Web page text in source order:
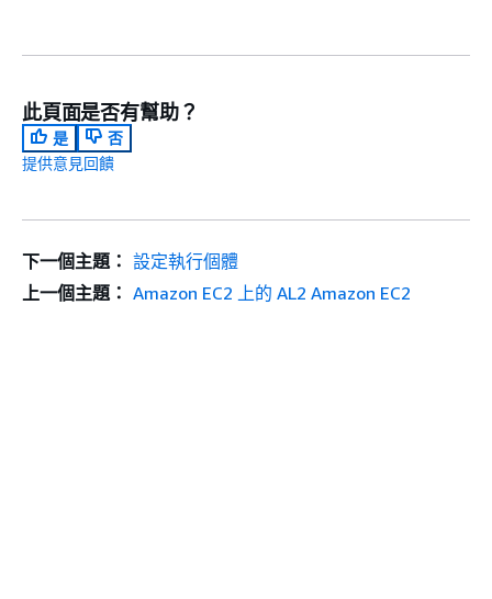
此頁面是否有幫助？
是
否
提供意見回饋
下一個主題： 設定執行個體
上一個主題： Amazon EC2 上的 AL2 Amazon EC2